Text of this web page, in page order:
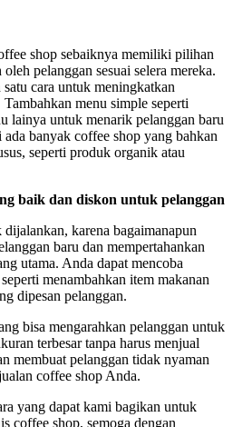
shop sebaiknya memiliki pilihan
pelanggan sesuai selera mereka.
cara untuk meningkatkan
menu simple seperti
lainya untuk menarik pelanggan baru
banyak coffee shop yang bahkan
seperti produk organik atau
baik dan diskon untuk pelanggan
karena bagaimanapun
baru dan mempertahankan
utama. Anda dapat mencoba
menambahkan item makanan
dipesan pelanggan.
bisa mengarahkan pelanggan untuk
terbesar tanpa harus menjual
membuat pelanggan tidak nyaman
coffee shop Anda.
yang dapat kami bagikan untuk
coffee shop, semoga dengan